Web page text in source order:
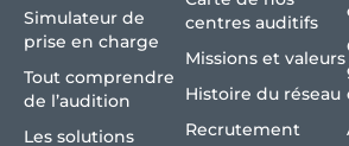
Simulateur de
prise en charge
Tout comprendre
de l’audition
Les solutions
centres auditifs
Missions et valeurs
Histoire du réseau
Recrutement